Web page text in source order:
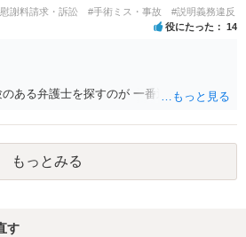
弁護士はほとんどいないと思います。 会
ついても通常は会社内で情報共有が図ら
し等を示してもらい、訴訟するかどうか
かと存じます。訴訟提起を選択される場
め過去の記録を廃棄すること等を防ぐた
と存じます。
謝料請求・訴訟 #手術ミス・事故 #説明義務違反
役にたった 14
ある弁護士を探すのが 一番近道だね。
もっとみる
す